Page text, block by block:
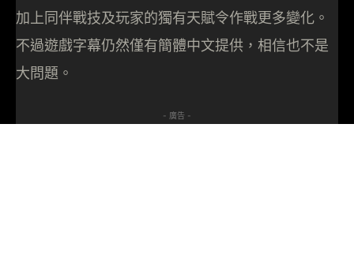
加上同伴戰技及玩家的獨有天賦令作戰更多變化。
不過遊戲字幕仍然僅有簡體中文提供，相信也不是
大問題。
- 廣告 -